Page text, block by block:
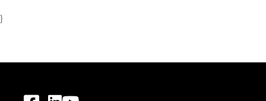
}